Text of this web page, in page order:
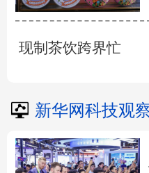
现制茶饮跨界忙
新华网科技观